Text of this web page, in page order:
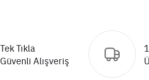
Tek Tıkla
Güvenli Alışveriş